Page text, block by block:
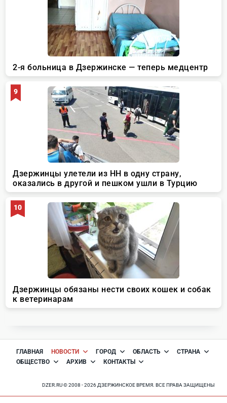
ГЛАВНАЯ НОВОСТИ ГОРОД ОБЛАСТЬ
СТРАНА
ОБЩЕСТВО
АРХИВ КОНТАКТЫ
DZER.RU © 2008 - 2026 ДЗЕРЖИНСКОЕ ВРЕМЯ. ВСЕ ПРАВА ЗАЩИЩЕНЫ